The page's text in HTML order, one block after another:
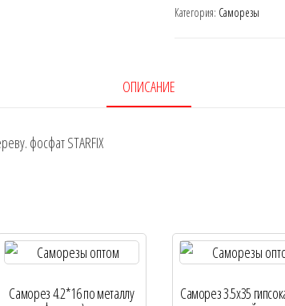
Категория: Саморезы
ОПИСАНИЕ
фосфат STARFIX
Саморез 4.2*16 по металлу Саморез 3.5х35